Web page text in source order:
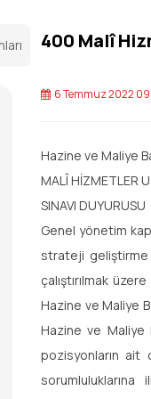
400 Malî
6 Temmuz 2022
Hazine ve Maliye
MALÎ HİZMETLER
SINAVI DUYURUSU
Genel yönetim
strateji geliştirme
çalıştırılmak
Hazine ve Maliye
Hazine ve Maliye
pozisyonların ait